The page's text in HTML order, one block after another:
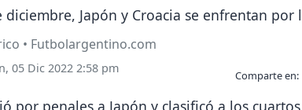
diciembre, Japón y Croacia se enfrentan
• Futbolargentino.com
05 Dic 2022 2:58 pm Comparte en: